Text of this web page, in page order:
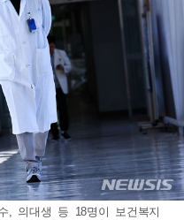
, 의대생 등 18명이 보건복지